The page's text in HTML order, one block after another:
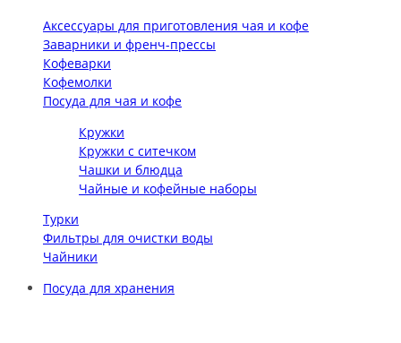
Аксессуары для приготовления чая и кофе
Заварники и френч-прессы
Кофеварки
Кофемолки
Посуда для чая и кофе
Кружки
Кружки с ситечком
Чашки и блюдца
Чайные и кофейные наборы
Турки
Фильтры для очистки воды
Чайники
Посуда для хранения